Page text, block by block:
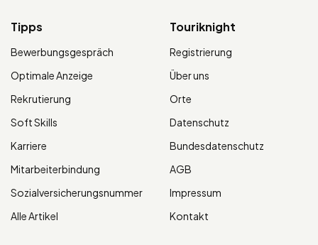
Tipps
Bewerbungsgespräch
Optimale Anzeige
Rekrutierung
Soft Skills
Karriere
Mitarbeiterbindung
Sozialversicherungsnummer
Alle Artikel
Touriknight
Registrierung
Über uns
Orte
Datenschutz
Bundesdatenschutz
AGB
Impressum
Kontakt